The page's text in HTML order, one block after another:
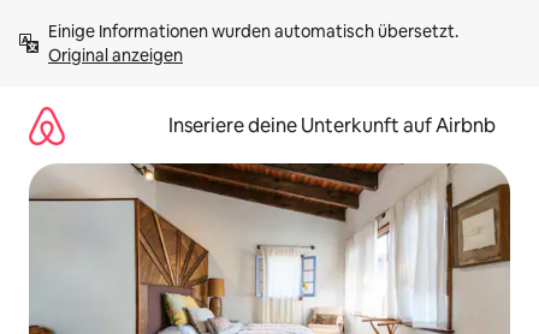
Inhalten
springenOriginal anzeigen
Inseriere deine Unterkunft auf Airbnb